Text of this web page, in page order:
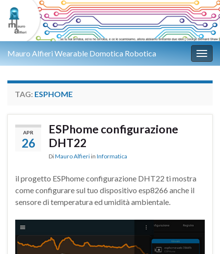
Mauro Alfieri Wearable Domotica Robotica
TAG: ESPHOME
APR
26
ESPhome configurazione
DHT22
DiMauro Alfieri in Informatica
il progetto ESPhome configurazione DHT22 ti mostra
come configurare sul tuo dispositivo esp8266 anche il
sensore di temperatura ed umidità ambientale.